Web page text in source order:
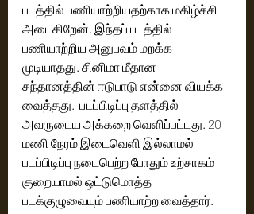
படத்தில் பணியாற்றியதற்காக மகிழ்ச்சி
அடைகிறேன். இந்தப் படத்தில்
பணியாற்றிய அனுபவம் மறக்க
முடியாதது. சினிமா மீதான
சந்தானத்தின் ஈடுபாடு என்னை வியக்க
வைத்தது.  படப்பிடிப்பு தளத்தில்
அவருடைய அக்கறை வெளிப்பட்டது. 20
மணி நேரம் இடைவெளி இல்லாமல்
படப்பிடிப்பு நடைபெற்ற போதும் உற்சாகம்
குறையாமல் ஒட்டுமொத்த
படக்குழுவையும் பணியாற்ற வைத்தார்.